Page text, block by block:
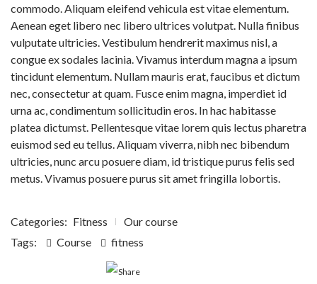
commodo. Aliquam eleifend vehicula est vitae elementum.
Aenean eget libero nec libero ultrices volutpat. Nulla finibus
vulputate ultricies. Vestibulum hendrerit maximus nisl, a
congue ex sodales lacinia. Vivamus interdum magna a ipsum
tincidunt elementum. Nullam mauris erat, faucibus et dictum
nec, consectetur at quam. Fusce enim magna, imperdiet id
urna ac, condimentum sollicitudin eros. In hac habitasse
platea dictumst. Pellentesque vitae lorem quis lectus pharetra
euismod sed eu tellus. Aliquam viverra, nibh nec bibendum
ultricies, nunc arcu posuere diam, id tristique purus felis sed
metus. Vivamus posuere purus sit amet fringilla lobortis.
Categories: Fitness
Our course
Tags:
Course fitness